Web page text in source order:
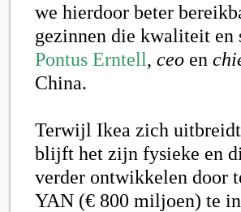
we hierdoor beter
gezinnen die kwaliteit
Pontus Erntell, ceo en
China.
Terwijl Ikea zich
blijft het zijn fysieke en
verder ontwikkelen door
YAN (€ 800 miljoen) te